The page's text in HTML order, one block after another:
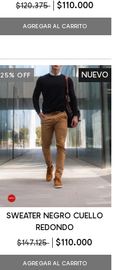
$120.375
$110.000
AGREGAR AL CARRITO
25% OFF NUEVO
SWEATER NEGRO CUELLO
REDONDO
$147.125
$110.000
AGREGAR AL CARRITO